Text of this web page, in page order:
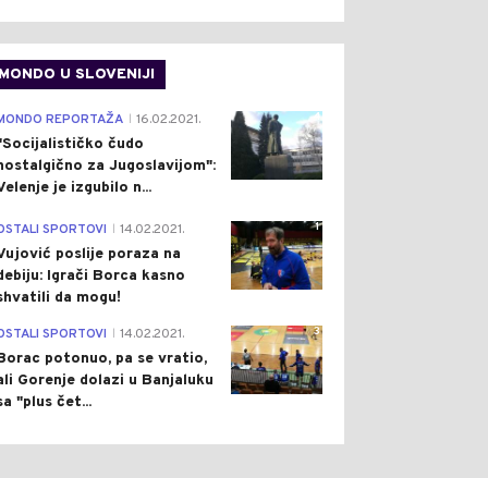
MONDO U SLOVENIJI
4
REPORTAŽA 16.02.2021.
čudo
za Jugoslavijom":
je izgubilo n...
1
SPORTOVI 14.02.2021.
poslije poraza na
Igrači Borca kasno
da mogu!
3
SPORTOVI 14.02.2021.
potonuo, pa se vratio,
Gorenje dolazi u Banjaluku
"plus čet...